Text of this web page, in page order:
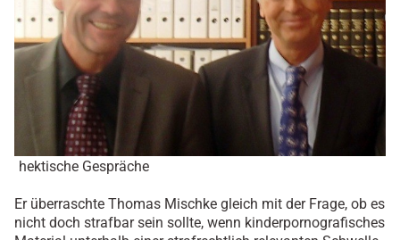
hektische Gespräche
Er überraschte Thomas Mischke gleich mit der Frage, ob es
nicht doch strafbar sein sollte, wenn kinderpornografisches